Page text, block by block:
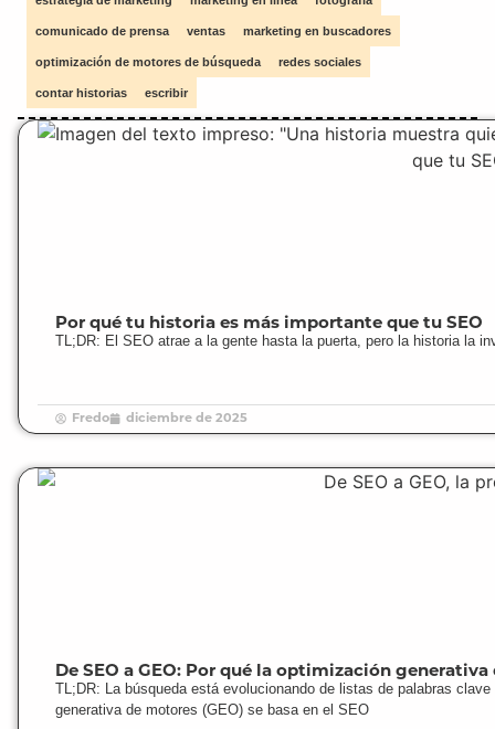
comunicado de prensa ventas marketing en buscadores
optimización de motores de búsqueda redes sociales
contar historias escribir
Por qué tu historia es más importante que tu SEO
TL;DR: El SEO atrae a la gente hasta la puerta, pero la historia la
Fredo diciembre de 2025
De SEO a GEO: Por qué la optimización
TL;DR: La búsqueda está evolucionando de listas de palabras
generativa de motores (GEO) se basa en el SEO